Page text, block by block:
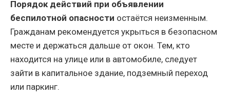
Порядок действий при объявлении
беспилотной опасности остаётся неизменным.
Гражданам рекомендуется укрыться в безопасном
месте и держаться дальше от окон. Тем, кто
находится на улице или в автомобиле, следует
зайти в капитальное здание, подземный переход
или паркинг.